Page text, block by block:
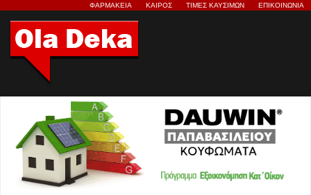
ΦΑΡΜΑΚΕΙΑ ΚΑΙΡΟΣ ΤΙΜΕΣ ΚΑΥΣΙΜΩΝ ΕΠΙΚΟΙΝΩΝΙΑ